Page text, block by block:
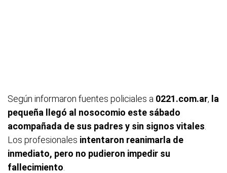
Según informaron fuentes policiales a 0221.com.ar, la
pequeña llegó al nosocomio este sábado
acompañada de sus padres y sin signos vitales
Los profesionales intentaron reanimarla de
inmediato, pero no pudieron impedir su
fallecimiento